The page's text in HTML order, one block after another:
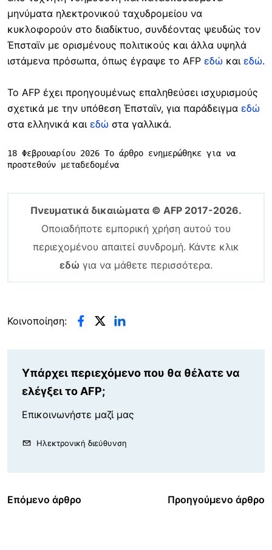
μηνύματα ηλεκτρονικού ταχυδρομείου να
κυκλοφορούν στο διαδίκτυο, συνδέοντας ψευδώς τον
Έπσταϊν με ορισμένους πολιτικούς και άλλα υψηλά
ιστάμενα πρόσωπα, όπως έγραψε το AFP εδώ και εδώ.
Το AFP έχει προηγουμένως επαληθεύσει ισχυρισμούς
σχετικά με την υπόθεση Έπσταϊν, για παράδειγμα εδώ
στα ελληνικά και εδώ στα γαλλικά.
18 Φεβρουαρίου 2026 Το άρθρο ενημερώθηκε για να
προστεθούν μεταδεδομένα
Πνευματικά δικαιώματα © AFP 2017-2026.
Οποιαδήποτε εμπορική χρήση αυτού του
περιεχομένου απαιτεί συνδρομή. Κάντε κλικ
εδώ για να μάθετε περισσότερα.
Κοινοποίηση:
Υπάρχει περιεχόμενο που θα θέλατε να
ελέγξει το AFP;
Επικοινωνήστε μαζί μας
Ηλεκτρονική διεύθυνση
Επόμενο άρθρο Προηγούμενο άρθρο